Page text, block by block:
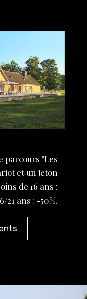
parcours "Les
et un jeton
de 16 ans :
21 ans : -50%.